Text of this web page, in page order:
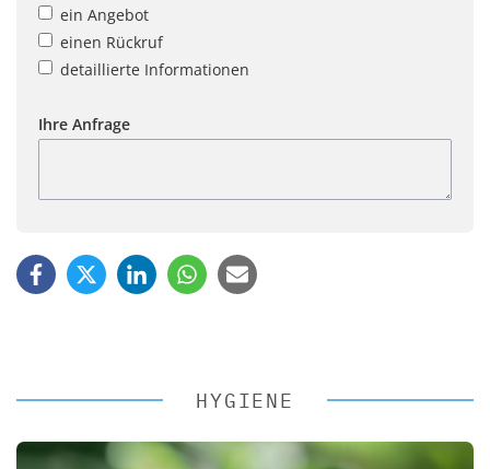
ein Angebot
einen Rückruf
detaillierte Informationen
Ihre Anfrage
HYGIENE